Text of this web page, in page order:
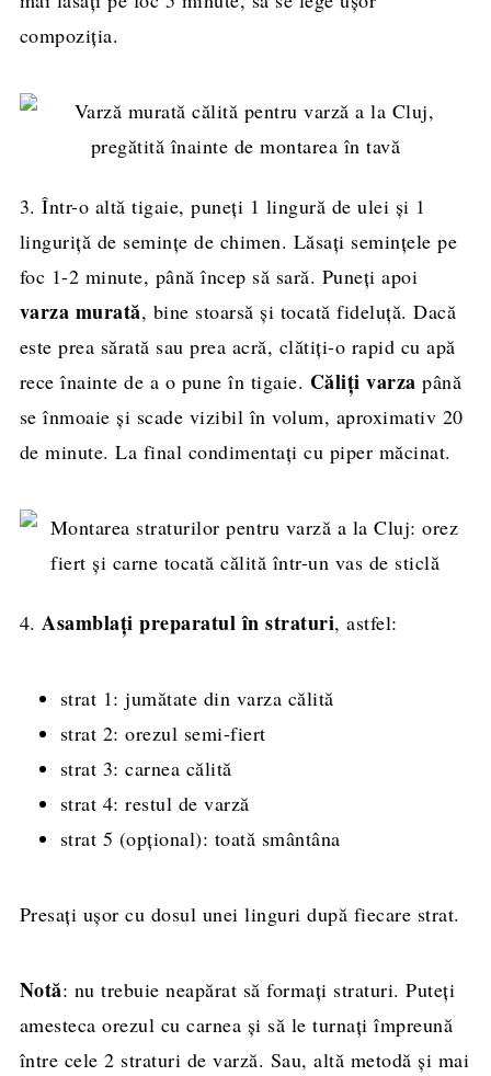
compoziția.
3. Într-o altă tigaie, puneți 1 lingură de ulei și 1
linguriță de semințe de chimen. Lăsați semințele pe
foc 1-2 minute, până încep să sară. Puneți apoi
varza murată, bine stoarsă și tocată fideluță. Dacă
este prea sărată sau prea acră, clătiți-o rapid cu apă
rece înainte de a o pune în tigaie. Căliți varzapână
se înmoaie și scade vizibil în volum, aproximativ 20
de minute. La final condimentați cu piper măcinat.
4. Asamblați preparatul în straturi, astfel:
strat 1: jumătate din varza călită
strat 2: orezul semi-fiert
strat 3: carnea călită
strat 4: restul de varză
strat 5 (opțional): toată smântâna
Presați ușor cu dosul unei linguri după fiecare strat.
Notă: nu trebuie neapărat să formați straturi. Puteți
amesteca orezul cu carnea și să le turnați împreună
între cele 2 straturi de varză. Sau, altă metodă și mai